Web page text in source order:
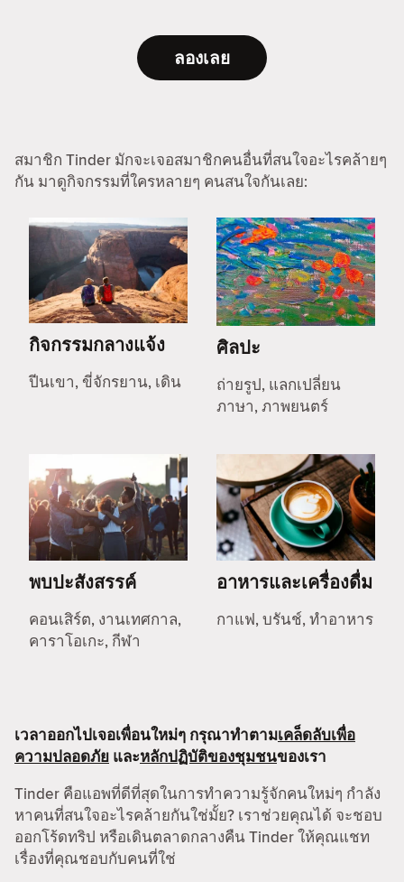
ลองเลย
สมาชิก Tinder มักจะเจอสมาชิกคนอื่นที่สนใจอะไรคล้ายๆ
กัน มาดูกิจกรรมที่ใครหลายๆ คนสนใจกันเลย:
กิจกรรมกลางแจ้ง
ปีนเขา, ขี่จักรยาน, เดิน
ศิลปะ
ถ่ายรูป, แลกเปลี่ยน
ภาษา, ภาพยนตร์
พบปะสังสรรค์
คอนเสิร์ต, งานเทศกาล,
คาราโอเกะ, กีฬา
อาหารและเครื่องดื่ม
กาแฟ, บรันช์, ทำอาหาร
เวลาออกไปเจอเพื่อนใหม่ๆ กรุณาทำตามเคล็ดลับเพื่อ
ความปลอดภัย และหลักปฏิบัติของชุมชนของเรา
Tinder คือแอพที่ดีที่สุดในการทำความรู้จักคนใหม่ๆ กำลัง
หาคนที่สนใจอะไรคล้ายกันใช่มั้ย? เราช่วยคุณได้ จะชอบ
ออกโร้ดทริป หรือเดินตลาดกลางคืน Tinder ให้คุณแชท
เรื่องที่คุณชอบกับคนที่ใช่